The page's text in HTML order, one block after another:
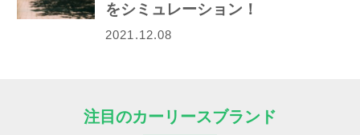
をシミュレーション！
2021.12.08
注目のカーリースブランド